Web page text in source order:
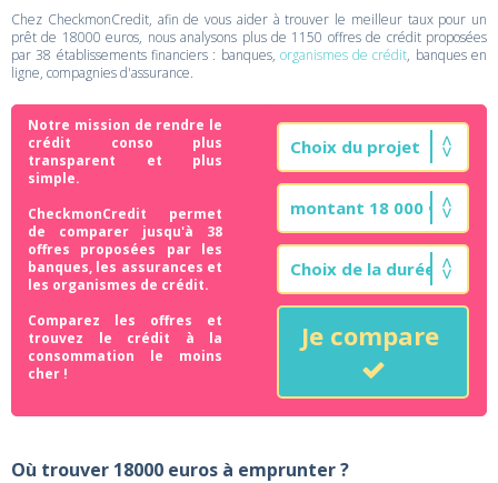
Chez CheckmonCredit, afin de vous aider à trouver le meilleur taux pour un
prêt de 18000 euros, nous analysons plus de 1150 offres de crédit proposées
par 38 établissements financiers : banques, organismes de crédit, banques en
ligne, compagnies d'assurance.
Notre mission de rendre le
crédit conso plus
transparent et plus
simple.
CheckmonCredit permet
de comparer jusqu'à 38
offres proposées par les
banques, les assurances et
les organismes de crédit.
Comparez les offres et
trouvez le crédit à la
consommation le moins
cher !
Je compare
Où trouver 18000 euros à emprunter ?